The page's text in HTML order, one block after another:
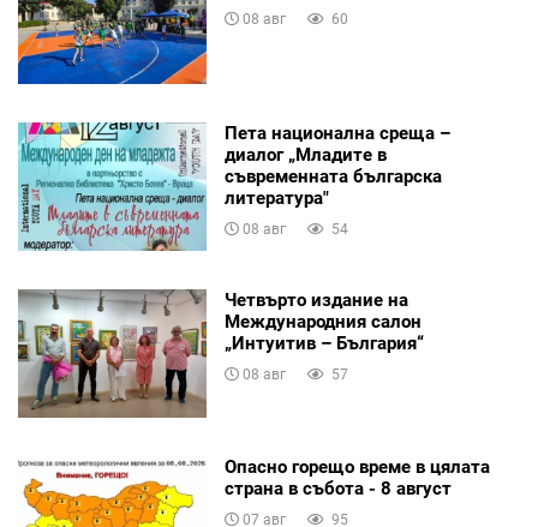
08 авг 60
Пета национална среща –
диалог „Младите в
съвременната българска
литература"
08 авг 54
Четвърто издание на
Международния салон
„Интуитив – България“
08 авг 57
Опасно горещо време в цялата
страна в събота - 8 август
07 авг 95